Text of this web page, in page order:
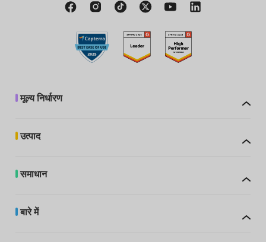
मूल्य निर्धारण
उत्पाद
समाधान
बारे में